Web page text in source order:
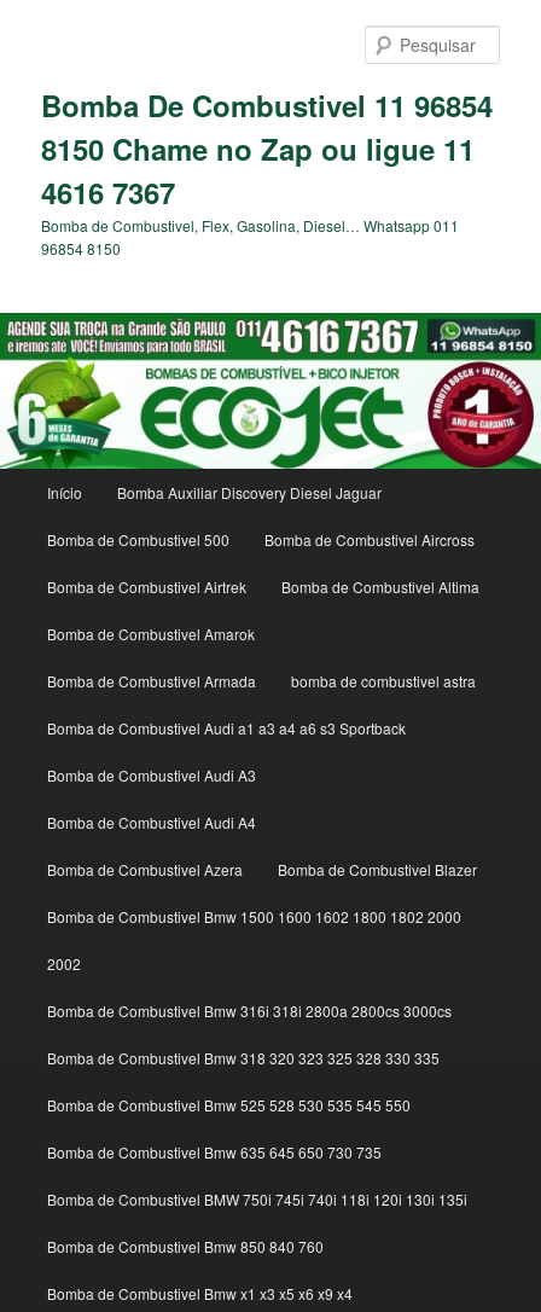
principalBomba De Combustivel 11 96854
8150 Chame no Zap ou ligue 11
4616 7367
Bomba de Combustivel, Flex, Gasolina, Diesel… Whatsapp 011
96854 8150
principal
Início Bomba Auxiliar Discovery Diesel Jaguar
Bomba de Combustivel 500 Bomba de Combustivel Aircross
Bomba de Combustivel Airtrek Bomba de Combustivel Altima
Bomba de Combustivel Amarok
Bomba de Combustivel Armada bomba de combustivel astra
Bomba de Combustivel Audi a1 a3 a4 a6 s3 Sportback
Bomba de Combustivel Audi A3
Bomba de Combustivel Audi A4
Bomba de Combustivel Azera Bomba de Combustivel Blazer
Bomba de Combustivel Bmw 1500 1600 1602 1800 1802 2000
2002
Bomba de Combustivel Bmw 316i 318i 2800a 2800cs 3000cs
Bomba de Combustivel Bmw 318 320 323 325 328 330 335
Bomba de Combustivel Bmw 525 528 530 535 545 550
Bomba de Combustivel Bmw 635 645 650 730 735
Bomba de Combustivel BMW 750i 745i 740i 118i 120i 130i 135i
Bomba de Combustivel Bmw 850 840 760
Bomba de Combustivel Bmw x1 x3 x5 x6 x9 x4